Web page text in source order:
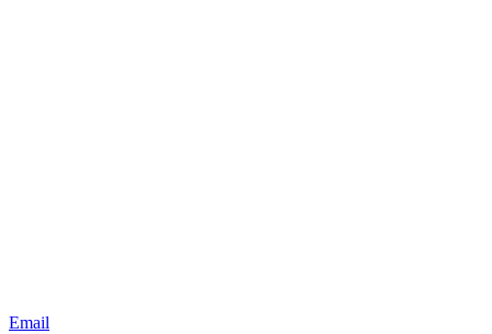
Email